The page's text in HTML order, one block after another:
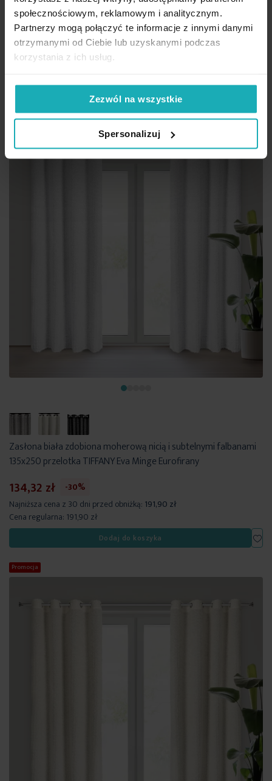
społecznościowym, reklamowym i analitycznym.
Partnerzy mogą połączyć te informacje z innymi danymi
otrzymanymi od Ciebie lub uzyskanymi podczas
korzystania z ich usług.
Zezwól na wszystkie
Spersonalizuj
przelotka SOTERA Eva Minge Eurofirany
134,32 zł
-30%
Najniższa cena z 30 dni przed obniżką: 191,90 zł
Cena regularna: 191,90 zł
Dodaj do koszyka
Promocja
Zasłona biała zdobiona moherową nicią i subtelnymi falbanami
135x250 przelotka TIFFANY Eva Minge Eurofirany
134,32 zł
-30%
Najniższa cena z 30 dni przed obniżką: 191,90 zł
Cena regularna: 191,90 zł
Dodaj do koszyka
Promocja